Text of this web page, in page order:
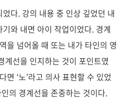
다. 강의 내용 중 인상 깊었던 내
와 내면 아이 작업이었다. 경계
을 넘어올 때 또는 내가 타인의 영
계선을 인지하는 것이 포인트였
면 ‘노’라고 의사 표현할 수 있었
의 경계선을 존중하는 것이다.